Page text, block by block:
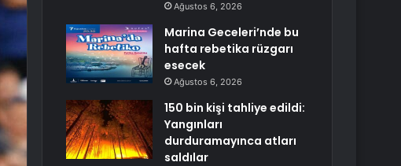
Ağustos 6, 2026
Marina Geceleri’nde bu
hafta rebetika rüzgarı
esecek
Ağustos 6, 2026
150 bin kişi tahliye edildi:
Yangınları
durduramayınca atları
saldılar